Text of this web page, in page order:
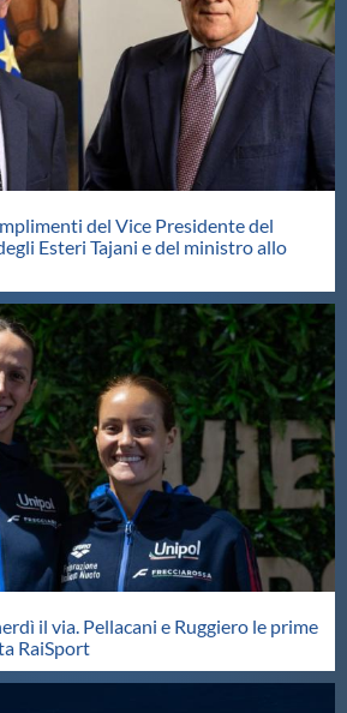
del Vice Presidente del
Esteri Tajani e del ministro allo
il via. Pellacani e Ruggiero le prime
RaiSport